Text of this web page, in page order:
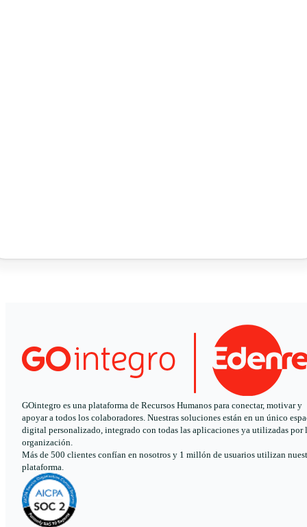
GOintegro es una plataforma de Recursos Humanos para conectar, motivar y
apoyar a todos los colaboradores. Nuestras soluciones están en un único
digital personalizado, integrado con todas las aplicaciones ya utilizadas por
organización.
Más de 500 clientes confían en nosotros y 1 millón de usuarios utilizan
plataforma.